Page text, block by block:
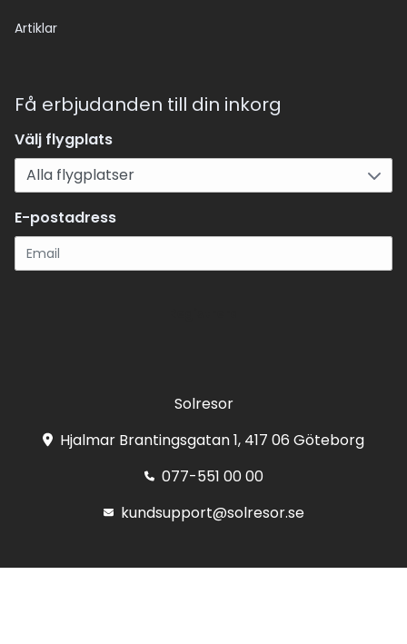
Artiklar
Få erbjudanden till din inkorg
Välj flygplats
E-postadress
Solresor
Hjalmar Brantingsgatan 1, 417 06 Göteborg
077-551 00 00
kundsupport@solresor.se